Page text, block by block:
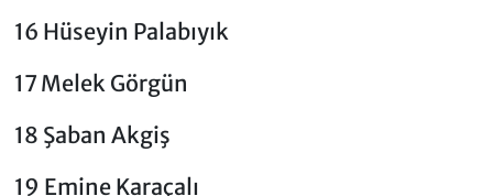
16 Hüseyin Palabıyık
17 Melek Görgün
18 Şaban Akgiş
19 Emine Karaçalı